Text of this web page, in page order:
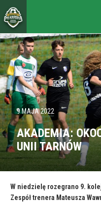
9 MAJA 2022
AKADEMIA:
UNII TARNÓW
W niedzielę rozegrano 9.
Zespół trenera Mateusza